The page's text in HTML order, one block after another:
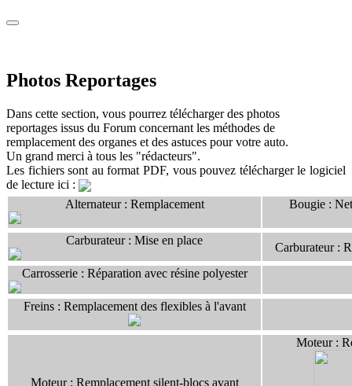
Photos Reportages
Dans cette section, vous pourrez télécharger des photos
reportages issus du Forum concernant les méthodes de
remplacement des organes et des astuces pour votre auto.
Un grand merci à tous les "rédacteurs".
Les fichiers sont au format PDF, vous pouvez télécharger le logiciel
de lecture ici :
Alternateur : Remplacement Bougie :
Carburateur : Mise en place
Carburateur :
Carrosserie : Réparation avec résine polyester
Freins : Remplacement des flexibles à l'avant
Moteur : Remplacement silent-blocs avant
Moteur :